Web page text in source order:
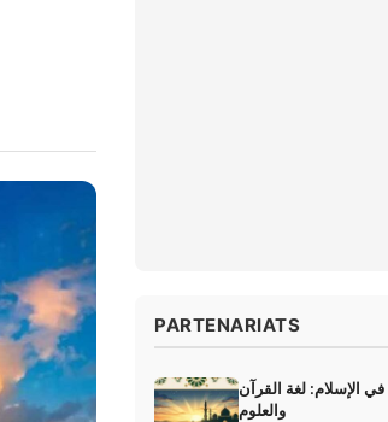
PARTENARIATS
في الإسلام: لغة القرآن
والعلوم